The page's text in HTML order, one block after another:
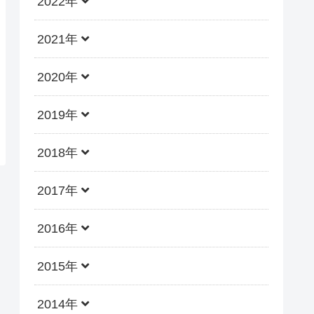
2021年
2020年
2019年
2018年
2017年
2016年
2015年
2014年